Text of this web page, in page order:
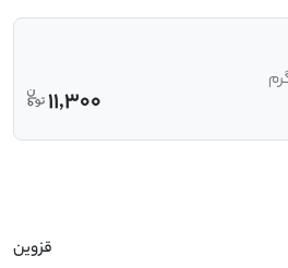
11,300
قزوین